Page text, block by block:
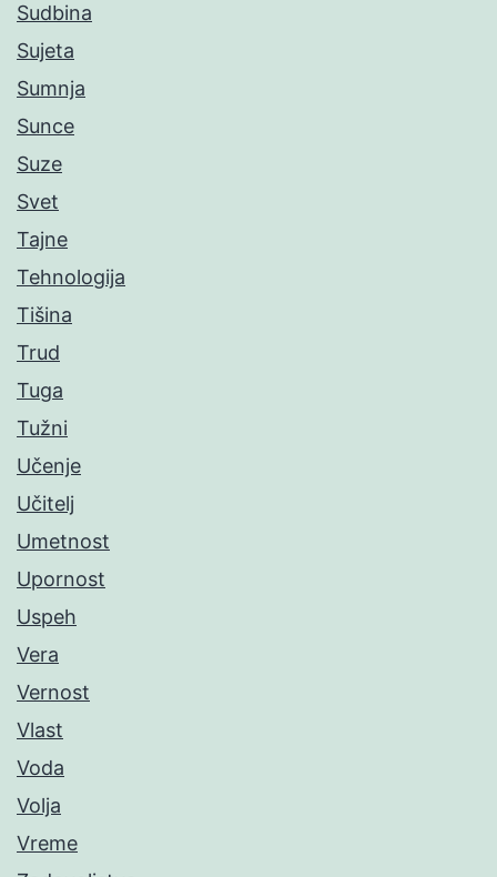
Sudbina
Sujeta
Sumnja
Sunce
Suze
Svet
Tajne
Tehnologija
Tišina
Trud
Tuga
Tužni
Učenje
Učitelj
Umetnost
Upornost
Uspeh
Vera
Vernost
Vlast
Voda
Volja
Vreme